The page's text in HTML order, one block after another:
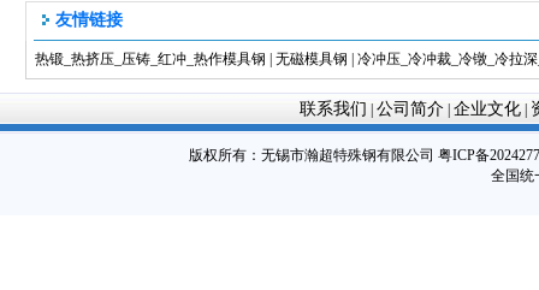
国产DTP90-高光高亮塑料模.. 日本大同DC53-DC53特长..
友情链接
热锻_热挤压_压铸_红冲_热作模具钢 无磁模具钢 冷冲压_冷冲裁_冷镦_冷拉
联系我们 |公司简介 |企业文化
版权所有：无锡市瀚超特殊钢有限公司 粤ICP备
全国统